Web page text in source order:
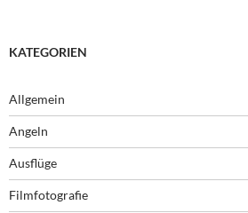
KATEGORIEN
Allgemein
Angeln
Ausflüge
Filmfotografie